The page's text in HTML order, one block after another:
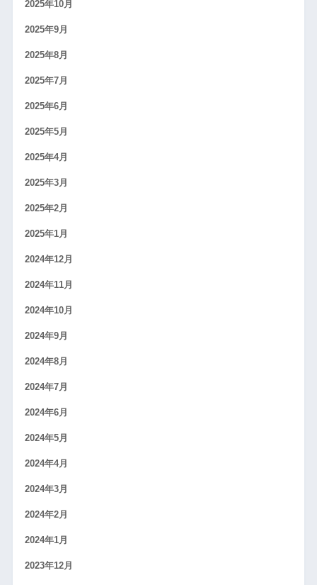
2025年10月
2025年9月
2025年8月
2025年7月
2025年6月
2025年5月
2025年4月
2025年3月
2025年2月
2025年1月
2024年12月
2024年11月
2024年10月
2024年9月
2024年8月
2024年7月
2024年6月
2024年5月
2024年4月
2024年3月
2024年2月
2024年1月
2023年12月